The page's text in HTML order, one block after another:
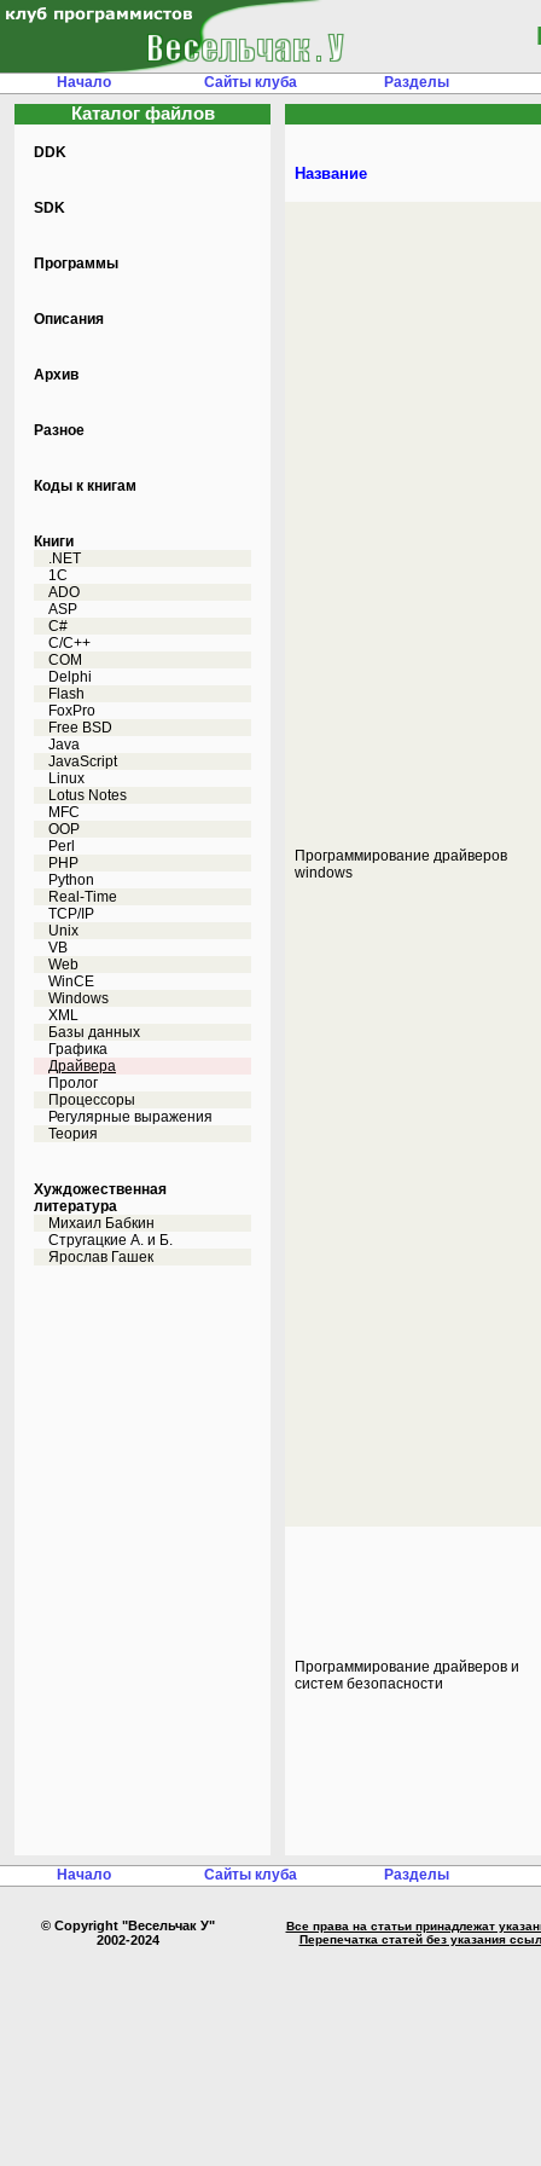
Начало Сайты клуба Разделы
Каталог файлов
DDK
SDK
Программы
Описания
Архив
Разное
Коды к книгам
Книги
.NET
1C
ADO
ASP
C#
C/C++
COM
Delphi
Flash
FoxPro
Free BSD
Java
JavaScript
Linux
Lotus Notes
MFC
OOP
Perl
PHP
Python
Real-Time
TCP/IP
Unix
VB
Web
WinCE
Windows
XML
Базы данных
Графика
Драйвера
Пролог
Процессоры
Регулярные выражения
Теория
Хуждожественная
литература
Михаил Бабкин
Стругацкие А. и Б.
Ярослав Гашек
Название
Программирование драйверов
windows
Программирование драйверов и
систем безопасности
Начало Сайты клуба Разделы
© Copyright "Весельчак У"
2002-2024
Все права на статьи принадлежат
Перепечатка статей без указания